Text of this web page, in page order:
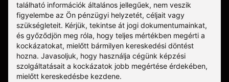
található információk általános jellegűek, nem veszik
figyelembe az Ön pénzügyi helyzetét, céljait vagy
szükségleteit. Kérjük, tekintse át jogi dokumentumainkat,
és győződjön meg róla, hogy teljes mértékben megérti a
kockázatokat, mielőtt bármilyen kereskedési döntést
hozna. Javasoljuk, hogy használja cégünk képzési
szolgáltatásait a kockázatok jobb megértése érdekében,
mielőtt kereskedésbe kezdene.